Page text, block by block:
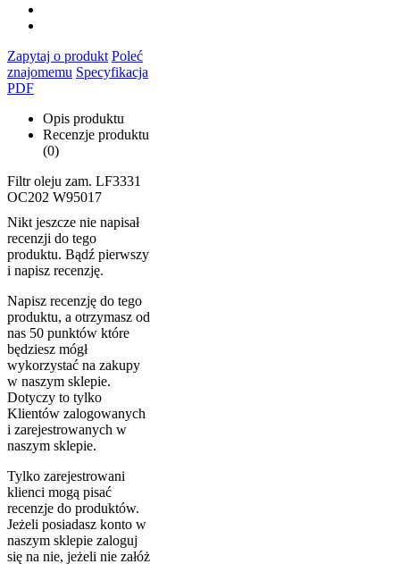
Zapytaj o produkt Poleć
znajomemu Specyfikacja
PDF
Opis produktu
Recenzje produktu
(0)
Filtr oleju zam. LF3331
OC202 W95017
Nikt jeszcze nie napisał
recenzji do tego
produktu. Bądź pierwszy
i napisz recenzję.
Napisz recenzję do tego
produktu, a otrzymasz od
nas 50 punktów które
będziesz mógł
wykorzystać na zakupy
w naszym sklepie.
Dotyczy to tylko
Klientów zalogowanych
i zarejestrowanych w
naszym sklepie.
Tylko zarejestrowani
klienci mogą pisać
recenzje do produktów.
Jeżeli posiadasz konto w
naszym sklepie zaloguj
się na nie, jeżeli nie załóż